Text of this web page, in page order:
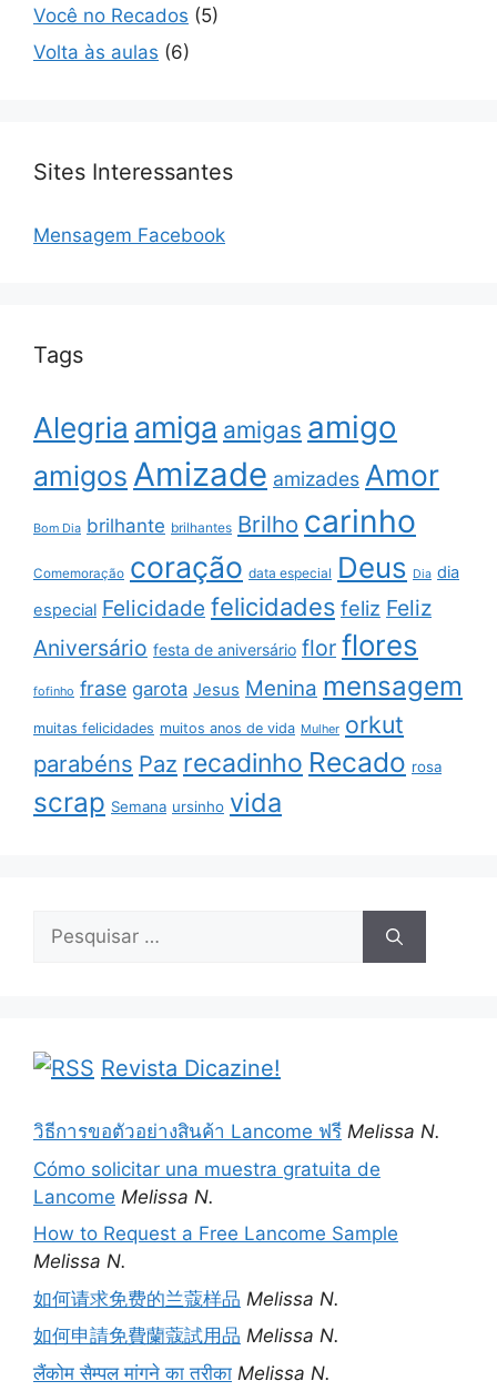
Você no Recados (5)
Volta às aulas (6)
Sites Interessantes
Mensagem Facebook
Tags
Alegria amiga amigas amigo
amigos Amizade amizades Amor
Bom Dia brilhante brilhantes Brilho carinho
Comemoração coração data especial Deus Dia dia
especial Felicidade felicidades feliz Feliz
Aniversário festa de aniversário flor flores
fofinho frase garota Jesus Menina mensagem
muitas felicidades muitos anos de vida Mulher orkut
parabéns Paz recadinho Recado rosa
scrap Semana ursinho vida
Pesquisar
Revista Dicazine!
วิธีการขอตัวอย่างสินค้า Lancome ฟรี Melissa N.
Cómo solicitar una muestra gratuita de
Lancome Melissa N.
How to Request a Free Lancome Sample
Melissa N.
如何请求免费的兰蔻样品 Melissa N.
如何申請免費蘭蔻試用品 Melissa N.
लैंकोम सैम्पल मांगने का तरीका Melissa N.